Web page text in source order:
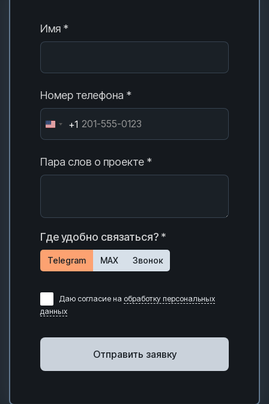
Имя *
Номер телефона *
+1
Пара слов о проекте *
Где удобно связаться? *
Telegram MAX Звонок
Даю согласие на обработку персональных
данных
Отправить заявку